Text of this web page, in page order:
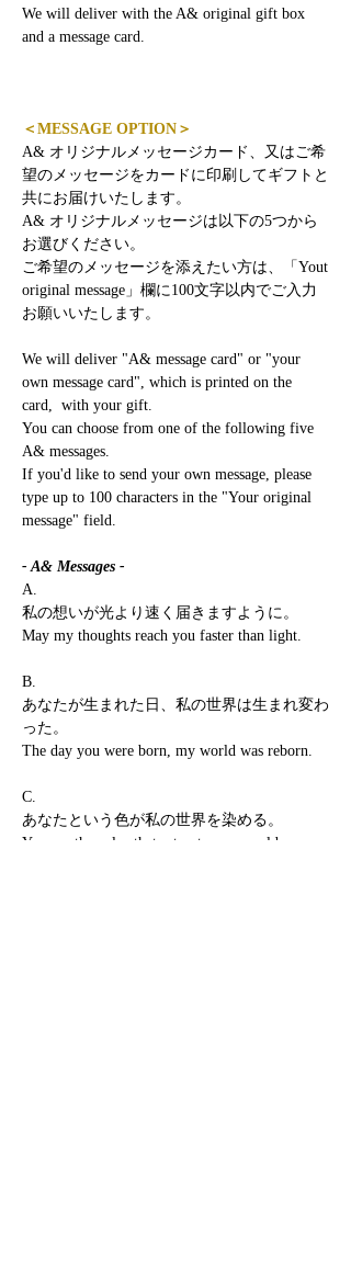
We will deliver with the A& original gift box
and a message card.
＜MESSAGE OPTION＞
A& オリジナルメッセージカード、又はご希
望のメッセージをカードに印刷してギフトと
共にお届けいたします。
A& オリジナルメッセージは以下の5つから
お選びください。
ご希望のメッセージを添えたい方は、「Yout
original message」欄に100文字以内でご入力
お願いいたします。
We will deliver "A& message card" or "your
own message card", which is printed on the
card, with your gift.
You can choose from one of the following five
A& messages.
If you'd like to send your own message, please
type up to 100 characters in the "Your original
message" field.
- A& Messages -
A.
私の想いが光より速く届きますように。
May my thoughts reach you faster than light.
B.
あなたが生まれた日、私の世界は生まれ変わ
った。
The day you were born, my world was reborn.
C.
あなたという色が私の世界を染める。
You are the color that saturates my world.